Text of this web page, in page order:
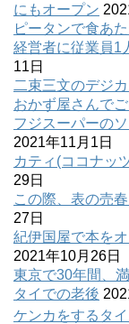
にもオープン
ピータンで食あた
経営者に従業員1
11日
二束三文のデジカ
おかず屋さんで
フジスーパーの
2021年11月1日
カティ(ココナッ
29日
この際、表の売
27日
紀伊国屋で本を
2021年10月26日
東京で30年間、
タイでの老後
ケンカをするタ